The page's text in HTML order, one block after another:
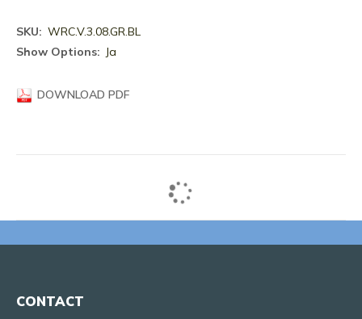
Meer
informatie
WRC.V.3.08.GR.BL
Ja
DOWNLOAD PDF
CONTACT